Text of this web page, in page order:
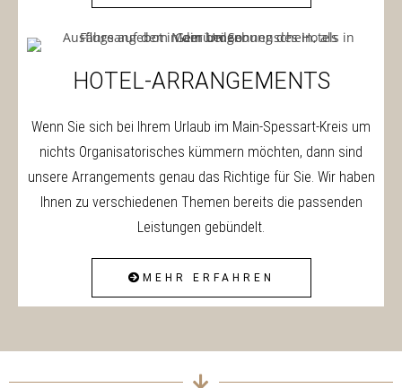
HOTEL-ARRANGEMENTS
Wenn Sie sich bei Ihrem Urlaub im Main-Spessart-Kreis um
nichts Organisatorisches kümmern möchten, dann sind
unsere Arrangements genau das Richtige für Sie. Wir haben
Ihnen zu verschiedenen Themen bereits die passenden
Leistungen gebündelt.
MEHR ERFAHREN